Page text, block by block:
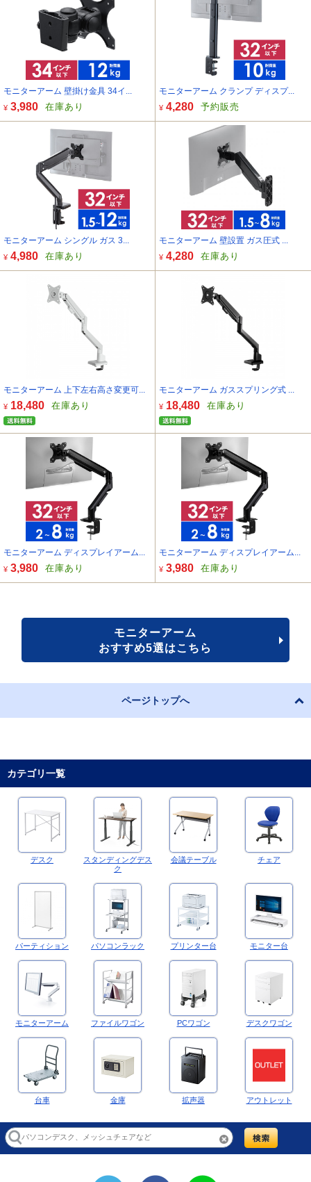
モニターアーム 壁掛け金具 34イ...
¥ 3,980 在庫あり
モニターアーム クランプ ディスプ...
¥ 4,280 予約販売
モニターアーム シングル ガス 3...
¥ 4,980 在庫あり
モニターアーム 壁設置 ガス圧式 ...
¥ 4,280 在庫あり
モニターアーム 上下左右高さ変更可...
¥ 18,480 在庫あり
モニターアーム ガススプリング式 ...
¥ 18,480 在庫あり
モニターアーム ディスプレイアーム...
¥ 3,980 在庫あり
モニターアーム ディスプレイアーム...
¥ 3,980 在庫あり
モニターアーム
おすすめ5選はこちら
ページトップへ
カテゴリ一覧
デスク
スタンディングデス
ク
会議テーブル チェア
パーティション パソコンラック プリンター台 モニター台
モニターアーム ファイルワゴン PCワゴン デスクワゴン
台車 金庫 拡声器 アウトレット